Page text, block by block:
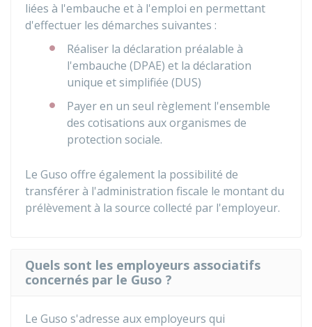
liées à l'embauche et à l'emploi en permettant
d'effectuer les démarches suivantes :
Réaliser la déclaration préalable à
l'embauche (DPAE) et la déclaration
unique et simplifiée (DUS)
Payer en un seul règlement l'ensemble
des cotisations aux organismes de
protection sociale.
Le Guso offre également la possibilité de
transférer à l'administration fiscale le montant du
prélèvement à la source collecté par l'employeur.
Quels sont les employeurs associatifs
concernés par le Guso ?
Le Guso s'adresse aux employeurs qui